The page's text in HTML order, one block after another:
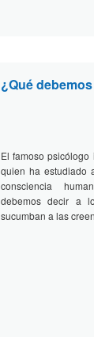
¿Qué
El famoso psicólogo
quien ha estudiado
consciencia
debemos decir a
sucumban a las